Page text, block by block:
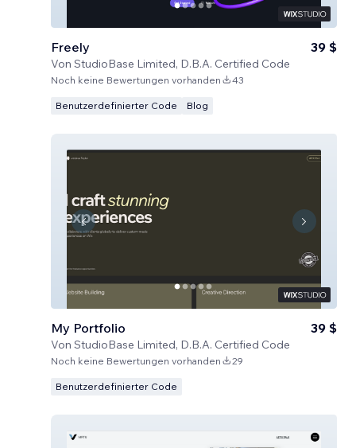
Freely
Von StudioBase Limited, D.B.A. Certified Code
39 $
Noch keine Bewertungen vorhanden 43
Benutzerdefinierter Code Blog
My Portfolio
Von StudioBase Limited, D.B.A. Certified Code
39 $
Noch keine Bewertungen vorhanden 29
Benutzerdefinierter Code